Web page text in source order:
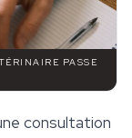
PASSE
consultation